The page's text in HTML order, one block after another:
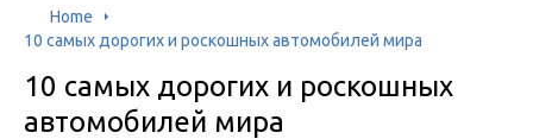
Home
10 самых дорогих и роскошных автомобилей мира
10 самых дорогих и роскошных
автомобилей мира